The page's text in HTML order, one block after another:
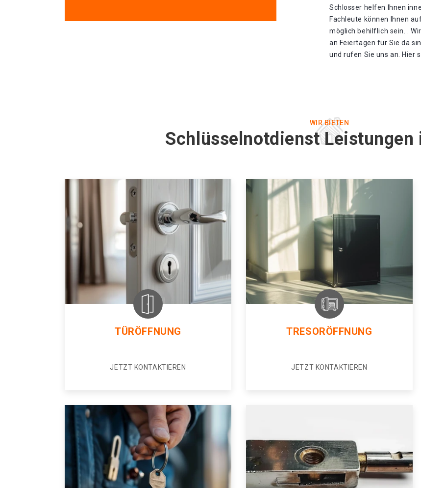
Schlosser helfen Ihnen
Fachleute können Ihnen
möglich behilflich sein. .
an Feiertagen für Sie da
und rufen Sie uns an. Hier
WIR BIETEN
Schlüsselnotdienst Leistungen
TÜRÖFFNUNG
JETZT KONTAKTIEREN
TRESORÖFFNUNG
JETZT KONTAKTIEREN